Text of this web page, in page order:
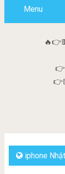
Menu
iphone Nhật